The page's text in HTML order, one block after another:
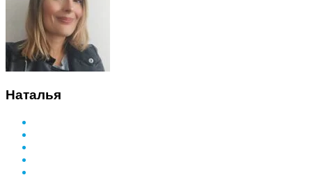
Наталья